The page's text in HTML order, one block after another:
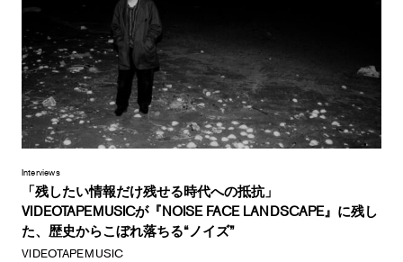
Interviews
「残したい情報だけ残せる時代への抵抗」
VIDEOTAPEMUSICが『NOISE FACE LANDSCAPE』に残し
た、歴史からこぼれ落ちる“ノイズ”
VIDEOTAPEMUSIC